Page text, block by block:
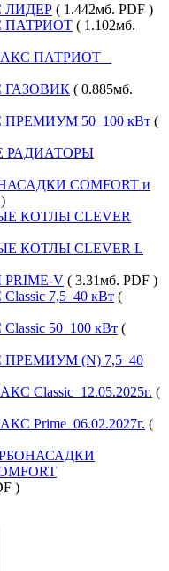
ЛИДЕР ( 1.442мб. PDF )
ПАТРИОТ ( 1.102мб.
ПАТРИОТ _
( 0.885мб.
50_100 кВт (
РАДИАТОРЫ
COMFORT и
КОТЛЫ CLEVER
КОТЛЫ CLEVER L
V ( 3.31мб. PDF )
7,5_40 кВт (
50_100 кВт (
(N) 7,5_40
(
Prime_06.02.2027г. (
)